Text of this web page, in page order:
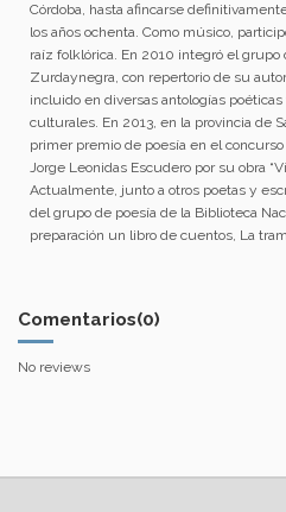
Córdoba, hasta afincarse
los años ochenta. Como músico,
raíz folklórica. En 2010 integró el grupo
Zurdaynegra, con repertorio de su
incluido en diversas antologías
culturales. En 2013, en la provincia de
primer premio de poesía en el
Jorge Leonidas Escudero por su obra
Actualmente, junto a otros poetas y
del grupo de poesía de la Biblioteca
preparación un libro de cuentos, La
Comentarios(0)
No reviews